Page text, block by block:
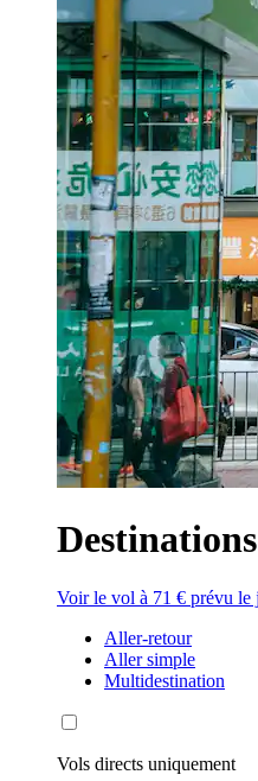
Voir le vol à 71 € prévu le
Aller-retour
Aller simple
Multidestination
Vols directs uniquement